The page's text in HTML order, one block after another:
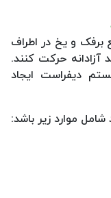
و یخ در اطراف
آزادانه حرکت کنند.
دیفراست ایجاد
موارد زیر باشد: